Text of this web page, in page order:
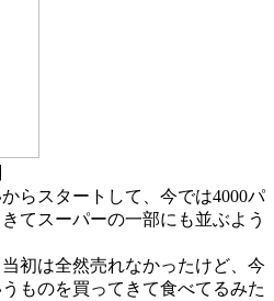
らスタートして、今では4000パ
てスーパーの一部にも並ぶよう
初は全然売れなかったけど、今
ものを買ってきて食べてるみた